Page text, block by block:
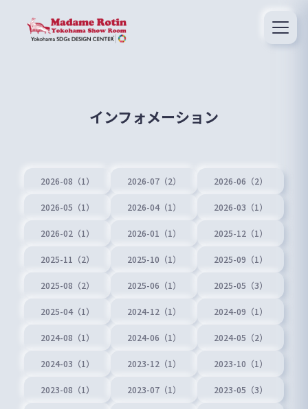
インフォメーション
2026-08（1） 2026-07（2） 2026-06（2）
2026-05（1） 2026-04（1） 2026-03（1）
2026-02（1） 2026-01（1） 2025-12（1）
2025-11（2） 2025-10（1） 2025-09（1）
2025-08（2） 2025-06（1） 2025-05（3）
2025-04（1） 2024-12（1） 2024-09（1）
2024-08（1） 2024-06（1） 2024-05（2）
2024-03（1） 2023-12（1） 2023-10（1）
2023-08（1） 2023-07（1） 2023-05（3）